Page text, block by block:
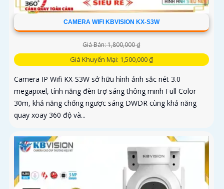
CAMERA WIFI KBVISION KX-S3W
Giá Bán: 1,800,000 ₫
Giá Khuyến Mại: 1,500,000 ₫
Camera IP Wifi KX-S3W sở hữu hình ảnh sắc nét 3.0
megapixel, tính năng đèn trợ sáng thông minh Full Color
30m, khả năng chống ngược sáng DWDR cùng khả năng
quay xoay 360 độ và...